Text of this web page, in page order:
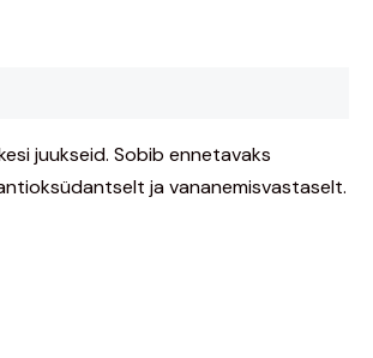
juukseid. Sobib ennetavaks
ja vananemisvastaselt.